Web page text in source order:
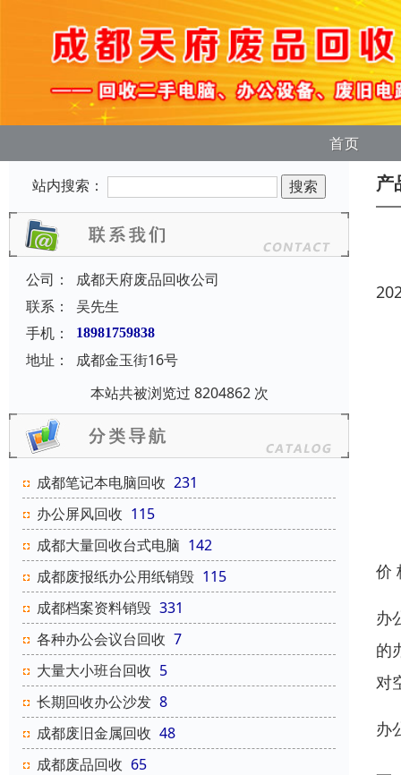
首页
站内搜索：
公司：
成都天府废品回收公司
联系：
吴先生
手机：
18981759838
地址：
成都金玉街16号
本站共被浏览过 8204862 次
成都笔记本电脑回收 231
办公屏风回收 115
成都大量回收台式电脑 142
成都废报纸办公用纸销毁 115
成都档案资料销毁 331
各种办公会议台回收 7
大量大小班台回收 5
长期回收办公沙发 8
成都废旧金属回收 48
成都废品回收 65
产
价
办
的
对
办